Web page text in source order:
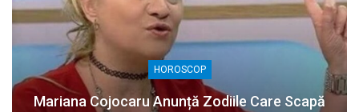
HOROSCOP
Mariana Cojocaru Anunță Zodiile Care Scapă